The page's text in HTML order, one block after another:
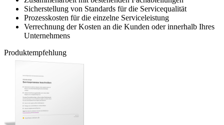
Sicherstellung von Standards für die Servicequalität
Prozesskosten für die einzelne Serviceleistung
Verrechnung der Kosten an die Kunden oder innerhalb Ihres
Unternehmens
Produktempfehlung